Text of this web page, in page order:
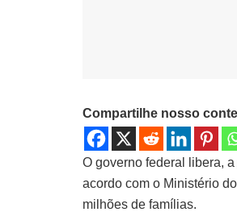
Compartilhe nosso
O governo federal libera,
acordo com o Ministério
milhões de famílias.